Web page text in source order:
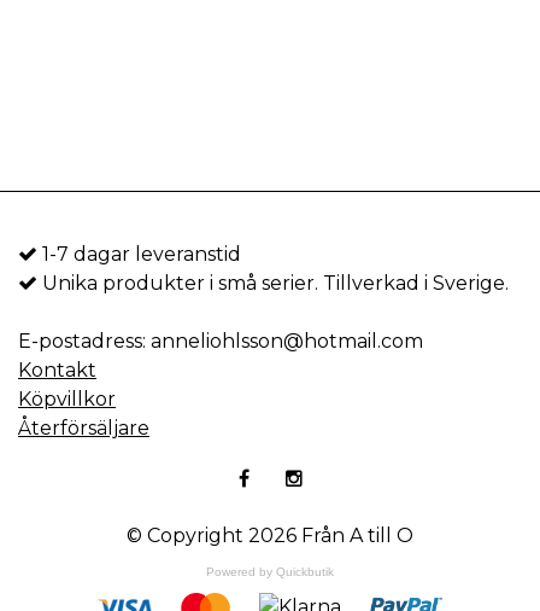
1-7 dagar leveranstid
Unika produkter i små serier. Tillverkad i Sverige.
E-postadress: anneliohlsson@hotmail.com
Kontakt
Köpvillkor
Återförsäljare
© Copyright 2026 Från A till O
Powered by Quickbutik